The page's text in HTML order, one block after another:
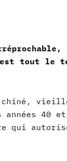
tout le
chiné,
40
qui